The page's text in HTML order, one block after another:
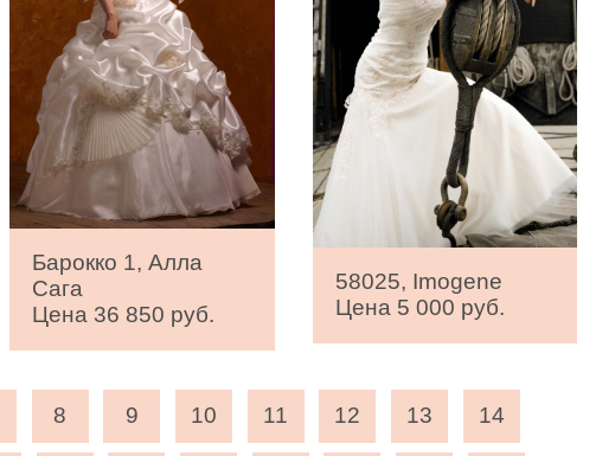
Барокко 1, Алла
Сага
Цена 36 850 руб.
58025, Imogene
Цена 5 000 руб.
8 9 10 11 12 13 14